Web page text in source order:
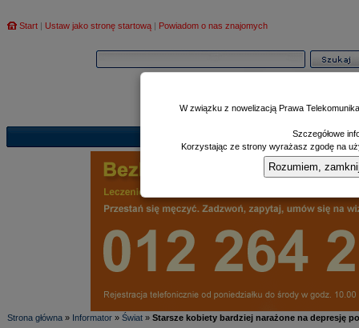
Start | Ustaw jako stronę startową | Powiadom o nas znajomych
Poczekalnia|
Strona główna » Informator » Świat » Starsze kobiety bardziej narażone na depresję
W związku z nowelizacją Prawa
Szczegółowe
Korzystając ze strony wyrażasz zgodę na
Rozumiem,